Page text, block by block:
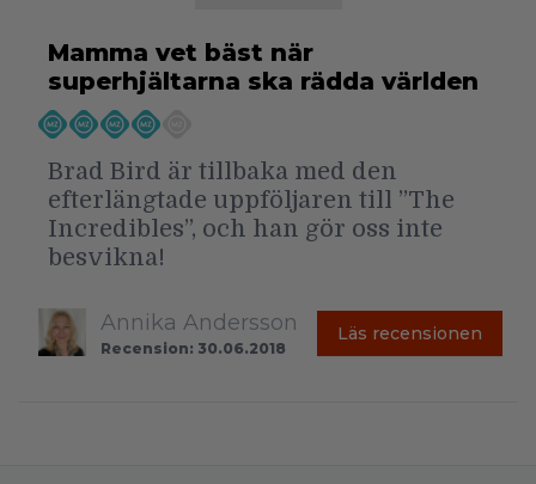
Mamma vet bäst när
superhjältarna ska rädda världen
Brad Bird är tillbaka med den
efterlängtade uppföljaren till ”The
Incredibles”, och han gör oss inte
besvikna!
Annika Andersson
Recension: 30.06.2018
Läs recensionen